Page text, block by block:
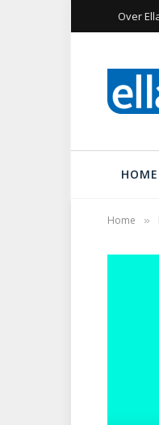
Over
HOME
Home »